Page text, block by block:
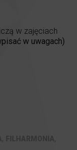
w zajęciach
w uwagach)